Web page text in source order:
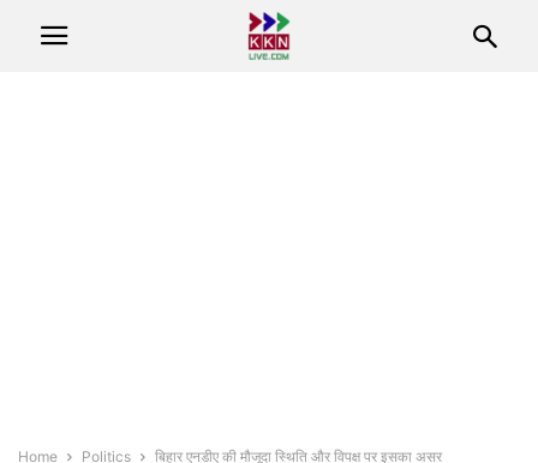
Home Politics बिहार एनडीए की मौजूदा स्थिति और विपक्ष पर इसका असर